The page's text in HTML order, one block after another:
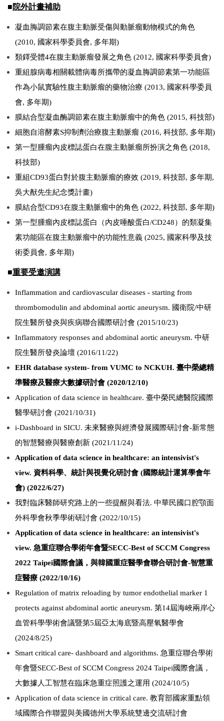
■院外計畫補助
凝血脢調節素在腹主動脈受傷與動脈瘤動物模式的角色
(2010, 國家科學委員會, 多年期)
類鐸受體4在腹主動脈瘤發展之角色 (2012, 國家科學委員會)
重組腺病毒相關載體病毒所攜帶的凝血脢調節素第一功能區
作為小鼠實驗性腹主動脈瘤的藥物治療 (2013, 國家科學委員
會, 多年期)
膜結合型凝血酶調節素在腹主動脈瘤中的角色 (2015, 科技部)
細胞自溶酵素S抑制劑治療腹主動脈瘤 (2016, 科技部, 多年期)
第一型腫瘤內皮標誌蛋白在腹主動脈瘤所扮演之角色 (2018,
科技部)
重組CD93蛋白對於腹主動脈瘤的療效 (2019, 科技部, 多年期,
吳大猷先生紀念獎計畫)
膜結合型CD93在腹主動脈瘤中的角色 (2022, 科技部, 多年期)
第一型腫瘤內皮標誌蛋白（內皮唾酸蛋白/CD248）的類凝集
素功能區在腹主動脈瘤中的功能性意義 (2025, 國家科學及技
術委員會, 多年期)
■重要受邀演講
Inflammation and cardiovascular diseases - starting from
thrombomodulin and abdominal aortic aneurysm. 國衛院/中研
院生醫所發炎與疾病聯合國際研討會 (2015/10/23)
Inflammatory responses and abdominal aortic aneurysm.中研
院生醫所發炎論壇 (2016/11/22)
EHR database system- from VUMC to NCKUH.臺中榮總精
準醫療及醫療大數據研討會 (2020/12/10)
Application of data science in healthcare.臺中榮民總醫院國際
醫學研討會 (2021/10/31)
i-Dashboard in SICU.未來醫療與經濟發展國際研討會-新常態
的智慧醫療與醫療創新 (2021/11/24)
Application of data science in healthcare: an intensivist's
view. 資料科學、統計與視覺化研討會 (國際統計運算學會年
會) (2022/6/27)
我對臨床醫師研究路上的一些提醒與看法. 中華民國口腔顎面
外科學會秋季學術研討會 (2022/10/15)
Application of data science in healthcare: an intensivist's
view.急重症聯合學術年會暨SECC-Best of SCCM Congress
2022 Taipei國際會議，與韓國重症醫學會聯合研討會-智慧重
症醫療 (2022/10/16)
Regulation of matrix reloading by tumor endothelial marker 1
protects against abdominal aortic aneurysm.第14屆海峽兩岸心
血管科學學術會議暨第5屆亞太海底暨高壓氧醫學會
(2024/8/25)
Smart critical care- dashboard and algorithms.急重症聯合學術
年會暨SECC-Best of SCCM Congress 2024 Taipei國際會議，
大數據人工智慧在臨床急重症照護之運用 (2024/10/5)
Application of data science in critical care.教育部國家重點領
域國際合作聯盟與美國德州大學系統雙邊交流研討會